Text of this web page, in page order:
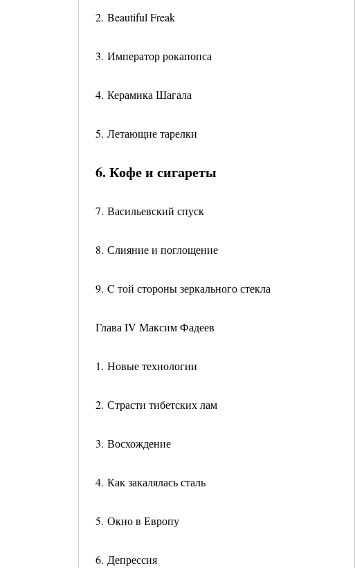
2. Beautiful Freak
3. Император рокапопса
4. Керамика Шагала
5. Летающие тарелки
6. Кофе и сигареты
7. Васильевский спуск
8. Слияние и поглощение
9. C той стороны зеркального стекла
Глава IV Максим Фадеев
1. Новые технологии
2. Страсти тибетских лам
3. Восхождение
4. Как закалялась сталь
5. Окно в Европу
6. Депрессия